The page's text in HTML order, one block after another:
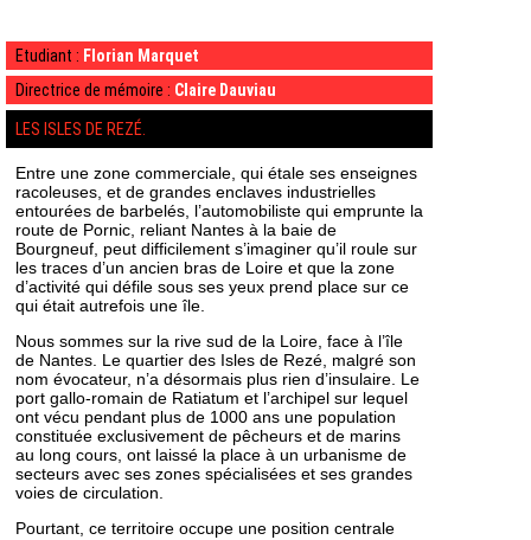
Etudiant : Florian Marquet
Directrice de mémoire : Claire Dauviau
LES ISLES DE REZÉ.
Entre une zone commerciale, qui étale ses enseignes
racoleuses, et de grandes enclaves industrielles
entourées de barbelés, l’automobiliste qui emprunte la
route de Pornic, reliant Nantes à la baie de
Bourgneuf, peut difficilement s’imaginer qu’il roule sur
les traces d’un ancien bras de Loire et que la zone
d’activité qui défile sous ses yeux prend place sur ce
qui était autrefois une île.
Nous sommes sur la rive sud de la Loire, face à l’île
de Nantes. Le quartier des Isles de Rezé, malgré son
nom évocateur, n’a désormais plus rien d’insulaire. Le
port gallo-romain de Ratiatum et l’archipel sur lequel
ont vécu pendant plus de 1000 ans une population
constituée exclusivement de pêcheurs et de marins
au long cours, ont laissé la place à un urbanisme de
secteurs avec ses zones spécialisées et ses grandes
voies de circulation.
Pourtant, ce territoire occupe une position centrale